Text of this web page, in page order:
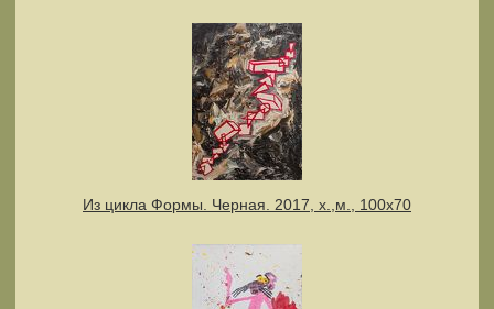
Из цикла Формы. Черная. 2017, х.,м., 100х70